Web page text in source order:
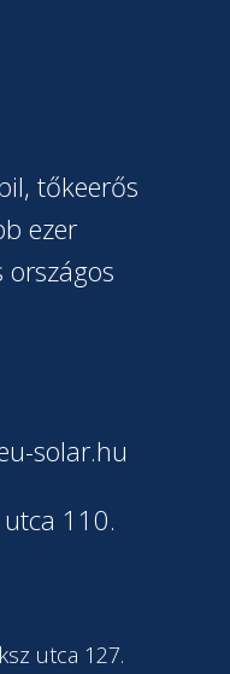
tőkeerős
ezer
országos
solar.hu
utca 110.
utca 127.